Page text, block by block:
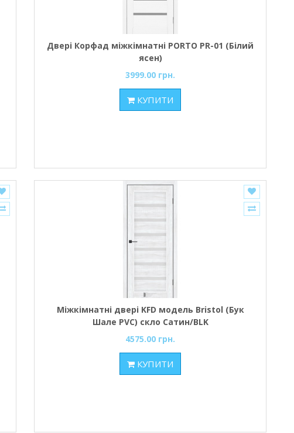
Двері Корфад міжкімнатні PORTO PR-01 (Білий
ясен)
3999.00 грн.
КУПИТИ
Міжкімнатні двері KFD модель Bristol (Бук
Шале PVC) скло Сатин/BLK
4575.00 грн.
КУПИТИ